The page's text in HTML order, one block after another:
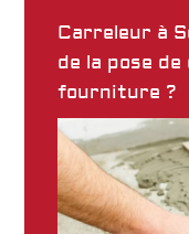
Carreleur à
de la pose
fourniture ?